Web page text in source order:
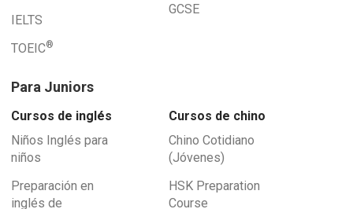
IELTS
TOEIC®
GCSE
Para Juniors
Cursos de inglés
Niños Inglés para
niños
Preparación en
inglés de
Cursos de chino
Chino Cotidiano
(Jóvenes)
HSK Preparation
Course